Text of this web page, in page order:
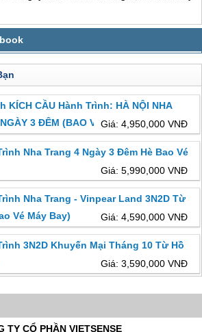
KÍCH CẦU Hành Trình: HÀ NỘI NHA
3 ĐÊM (BAO VÉ MÁY BAY)
Giá: 4,950,000 VNĐ
Nha Trang 4 Ngày 3 Đêm Hè Bao Vé
Giá: 5,990,000 VNĐ
Nha Trang - Vinpear Land 3N2D Từ
Vé Máy Bay)
Giá: 4,590,000 VNĐ
3N2D Khuyến Mại Tháng 10 Từ Hồ
Giá: 3,590,000 VNĐ
TY CỔ PHẦN VIETSENSE